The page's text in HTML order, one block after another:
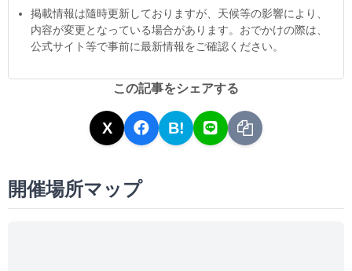
掲載情報は隨時更新しておりますが、天候等の影響により、
内容が変更となっている場合があります。おでかけの際は、
公式サイト等で事前に最新情報をご確認ください。
この記事をシェアする
X B!
開催場所マップ